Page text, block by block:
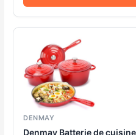
DENMAY
Denmay Batterie de